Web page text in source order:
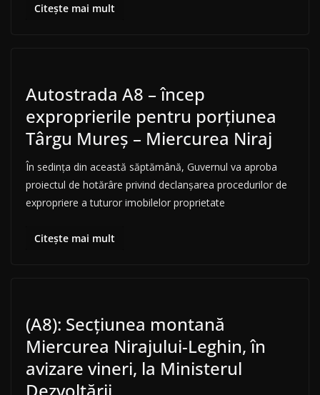
Citește mai mult
Autostrada A8 – încep
exproprierile pentru porțiunea
Târgu Mureș – Miercurea Niraj
În sedința din această săptămână, Guvernul va aproba
proiectul de hotărâre privind declanşarea procedurilor de
expropriere a tuturor imobilelor proprietate
Citește mai mult
(A8): Secțiunea montană
Miercurea Nirajului-Leghin, în
avizare vineri, la Ministerul
Dezvoltării